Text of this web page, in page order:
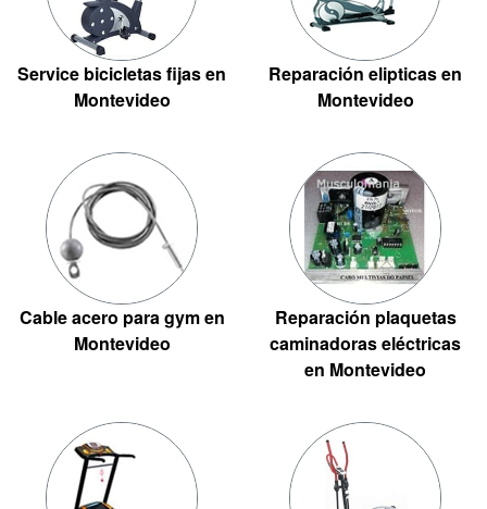
Service bicicletas fijas en
Montevideo
Reparación elipticas en
Montevideo
Cable acero para gym en
Montevideo
Reparación plaquetas
caminadoras eléctricas
en Montevideo